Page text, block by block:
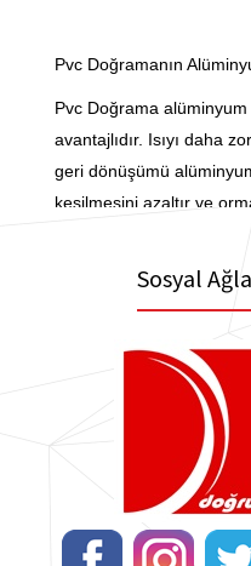
Pvc Doğramanın
Pvc Doğrama alüminyum
avantajlıdır. Isıyı daha
geri dönüşümü
kesilmesini azaltır ve
Sosyal